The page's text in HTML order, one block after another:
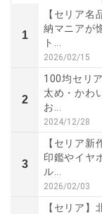
1
【セリア名
納マニアが
ト...
2026/02/15
2
100均セリ
太め・かわ
お...
2024/12/28
3
【セリア
印鑑やイヤ
ル...
2026/02/03
【セリア